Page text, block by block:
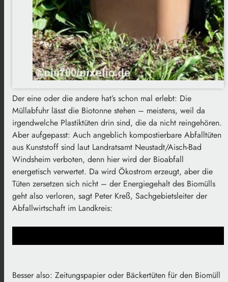
Der eine oder die andere hat’s schon mal erlebt: Die
Müllabfuhr lässt die Biotonne stehen – meistens, weil da
irgendwelche Plastiktüten drin sind, die da nicht reingehören.
Aber aufgepasst: Auch angeblich kompostierbare Abfalltüten
aus Kunststoff sind laut Landratsamt Neustadt/Aisch-Bad
Windsheim verboten, denn hier wird der Bioabfall
energetisch verwertet. Da wird Ökostrom erzeugt, aber die
Tüten zersetzen sich nicht – der Energiegehalt des Biomülls
geht also verloren, sagt Peter Kreß, Sachgebietsleiter der
Abfallwirtschaft im Landkreis:
Besser also: Zeitungspapier oder Bäckertüten für den Biomüll